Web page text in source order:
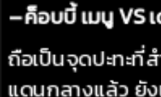
– ค็อบบี้ เมนู VS
ถือเป็นจุดปะทะที่
แดนกลางแล้ว ยั